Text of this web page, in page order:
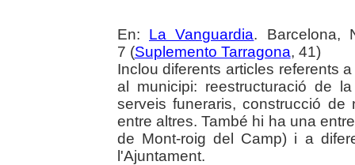
En: La Vanguardia. Barcelona,
7 (Suplemento Tarragona, 41)
Inclou diferents articles referents
al municipi: reestructuració de
serveis funeraris, construcció de
entre altres. També hi ha una
de Mont-roig del Camp) i a
l'Ajuntament.